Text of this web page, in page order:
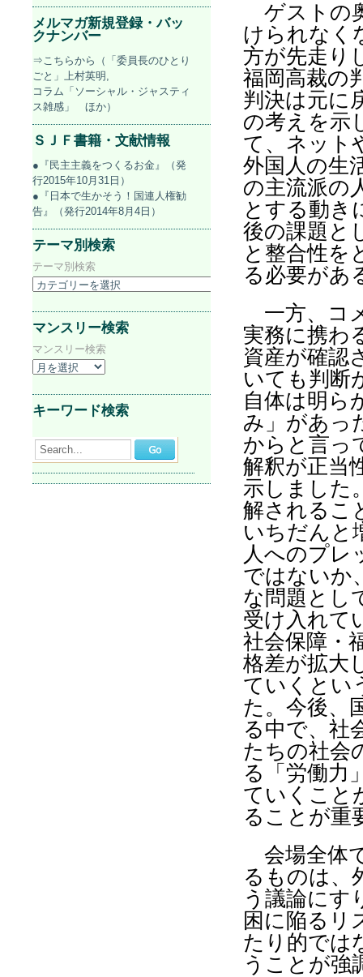
ゲストの
けられなく
方が先走り
福岡高裁の
判決は元に
の考えを示
て、ネット
外国人の生
の主流派の
とする動き
後の課題と
と整合性を
る必要があ
一方、コ
実務に携わ
資産が確認
いても判断
自体は明ら
み」があっ
からと言っ
解釈が正当
示しました
解されるこ
いちだんと
人へのプレ
ではないか
な問題とし
受け入れて
社会保障・
格差が拡大
ていくとい
た。今後、
る中で、社
たちの社会
る「労働力
ていくこと
ることが重
会場全体
るものは、
う議論にす
困に陥るリ
たり的では
うことが強
メルマガ新規登録・バッ
クナンバー
⇒こちらから（「委員長のひとり
ごと」上村英明,
コラム「ソーシャル・ジャスティ
ス雑感」 ほか）
ＳＪＦ書籍・文献情報
●『民主主義をつくるお金』（発
行2015年10月31日）
●『日本で生かそう！国連人権勧
告』（発行2014年8月4日）
テーマ別検索
テーマ別検索
マンスリー検索
マンスリー検索
キーワード検索
Search...